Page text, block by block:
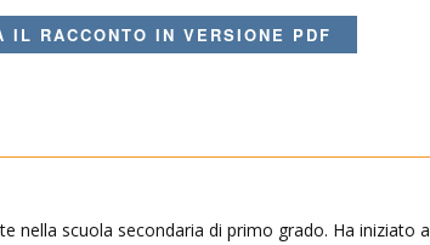
IL RACCONTO IN VERSIONE PDF
nella scuola secondaria di primo grado. Ha iniziato a